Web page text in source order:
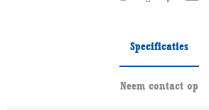
Specificaties
Neem contact op